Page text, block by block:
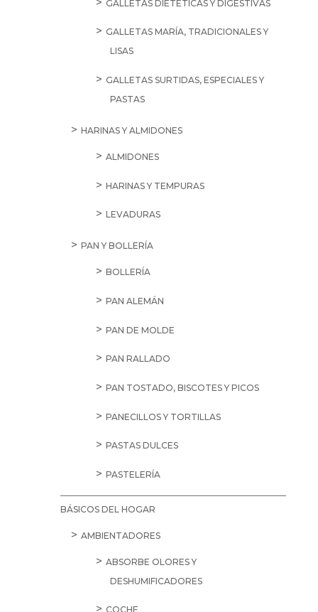
GALLETAS DIETÉTICAS Y DIGESTIVAS
GALLETAS MARÍA, TRADICIONALES Y
LISAS
GALLETAS SURTIDAS, ESPECIALES Y
PASTAS
HARINAS Y ALMIDONES
ALMIDONES
HARINAS Y TEMPURAS
LEVADURAS
PAN Y BOLLERÍA
BOLLERÍA
PAN ALEMÁN
PAN DE MOLDE
PAN RALLADO
PAN TOSTADO, BISCOTES Y PICOS
PANECILLOS Y TORTILLAS
PASTAS DULCES
PASTELERÍA
BÁSICOS DEL HOGAR
AMBIENTADORES
ABSORBE OLORES Y
DESHUMIFICADORES
COCHE